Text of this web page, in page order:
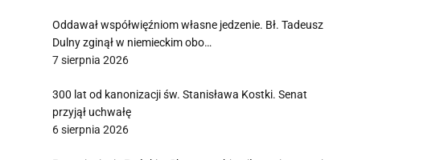
Oddawał współwięźniom własne jedzenie. Bł. Tadeusz
Dulny zginął w niemieckim obo…
7 sierpnia 2026
300 lat od kanonizacji św. Stanisława Kostki. Senat
przyjął uchwałę
6 sierpnia 2026